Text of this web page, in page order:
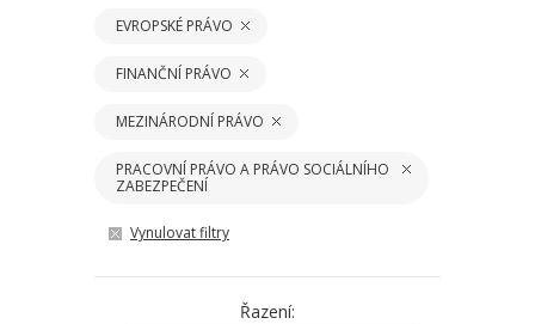
EVROPSKÉ PRÁVO
FINANČNÍ PRÁVO
MEZINÁRODNÍ PRÁVO
PRACOVNÍ PRÁVO A PRÁVO SOCIÁLNÍHO
ZABEZPEČENÍ
Vynulovat filtry
Řazení: